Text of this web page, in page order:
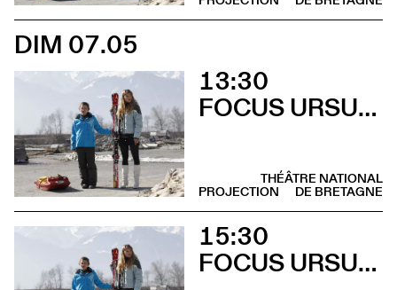
DIM 07.05
13:30
FOCUS URSULA MEIER
THÉÂTRE NATIONAL
DE BRETAGNE
PROJECTION
15:30
FOCUS URSULA MEIER